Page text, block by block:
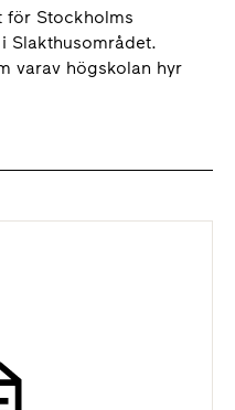
för Stockholms
Slakthusområdet.
varav högskolan hyr